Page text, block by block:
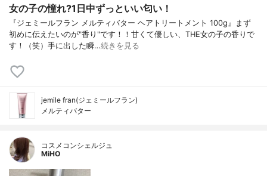
女の子の憧れ?1日中ずっといい匂い！
『ジェミールフラン メルティバター ヘアトリートメント 100g』まず
初めに伝えたいのが"香り"です！！甘くて優しい、THE女の子の香りで
す！（笑）手に出した瞬…続きを見る
jemile fran(ジェミールフラン)
メルティバター
コスメコンシェルジュ
MiHO